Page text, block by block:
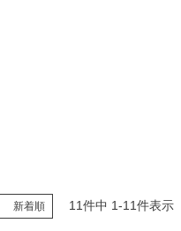
新着順 11件中 1-11件表示